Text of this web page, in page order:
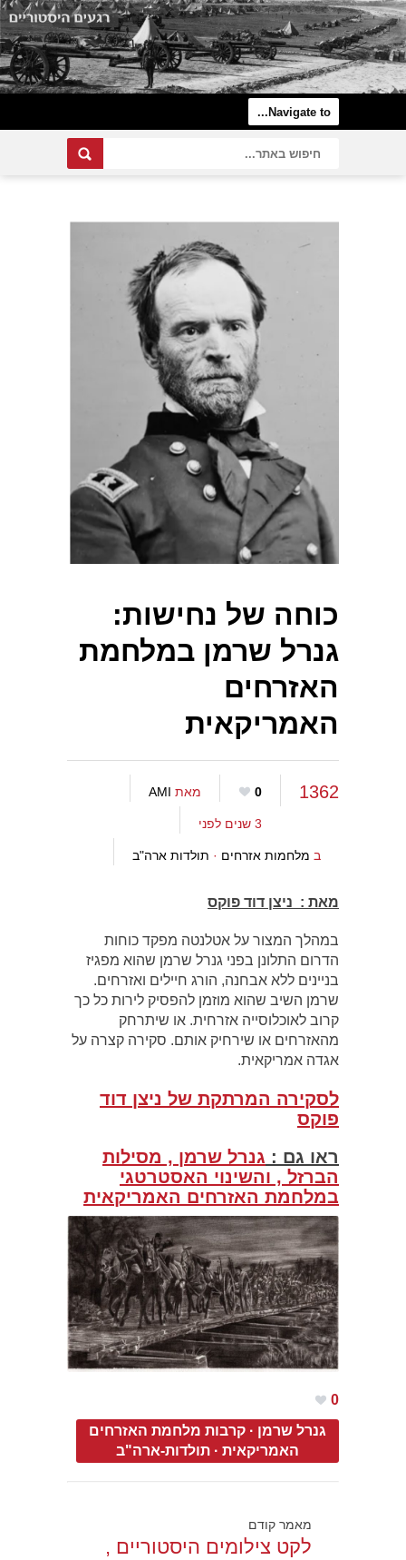
כוחה של נחישות:
גנרל שרמן במלחמת
האזרחים
האמריקאית
1362
0 מאת AMI
3 שנים לפני
ב מלחמות אזרחים · תולדות ארה"ב
מאת : ניצן דוד פוקס
במהלך המצור על אטלנטה מפקד כוחות
הדרום התלונן בפני גנרל שרמן שהוא מפגיז
בניינים ללא אבחנה, הורג חיילים ואזרחים.
שרמן השיב שהוא מוזמן להפסיק לירות כל כך
קרוב לאוכלוסייה אזרחית. או שיתרחק
מהאזרחים או שירחיק אותם. סקירה קצרה על
אגדה אמריקאית.
לסקירה המרתקת של ניצן דוד
פוקס
ראו גם : גנרל שרמן , מסילות
הברזל , והשינוי האסטרטגי
במלחמת האזרחים האמריקאית
0
גנרל שרמן · קרבות מלחמת האזרחים
האמריקאית · תולדות-ארה"ב
מאמר קודם
לקט צילומים היסטוריים ,